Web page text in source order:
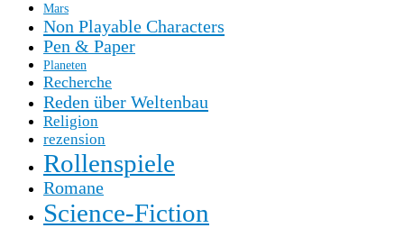
Mars
Non Playable Characters
Pen & Paper
Planeten
Recherche
Reden über Weltenbau
Religion
rezension
Rollenspiele
Romane
Science-Fiction